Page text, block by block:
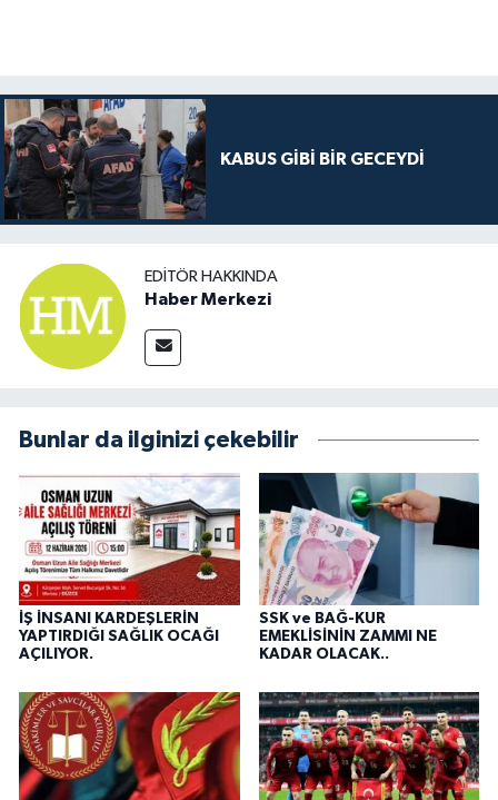
KABUS GİBİ BİR GECEYDİ
EDITÖR HAKKINDA
Haber Merkezi
Bunlar da ilginizi çekebilir
İŞ İNSANI KARDEŞLERİN
YAPTIRDIĞI SAĞLIK OCAĞI
AÇILIYOR.
SSK ve BAĞ-KUR
EMEKLİSİNİN ZAMMI NE
KADAR OLACAK..